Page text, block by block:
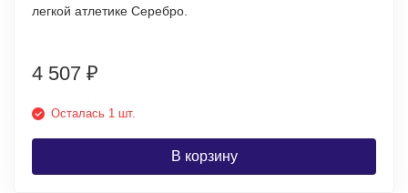
легкой атлетике Серебро.
4 507 ₽
Осталась 1 шт.
В корзину